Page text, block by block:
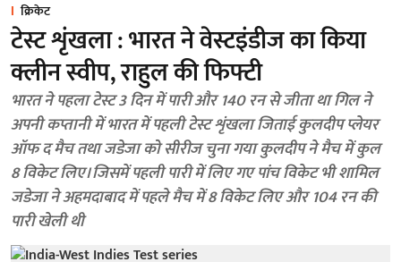
क्रिकेट
टेस्ट शृंखला : भारत ने वेस्टइंडीज का किया
क्लीन स्वीप, राहुल की फिफ्टी
भारत ने पहला टेस्ट 3 दिन में पारी और 140 रन से जीता था गिल ने
अपनी कप्तानी में भारत में पहली टेस्ट शृंखला जिताई कुलदीप प्लेयर
ऑफ द मैच तथा जडेजा को सीरीज चुना गया कुलदीप ने मैच में कुल
8 विकेट लिए। जिसमें पहली पारी में लिए गए पांच विकेट भी शामिल
जडेजा ने अहमदाबाद में पहले मैच में 8 विकेट लिए और 104 रन की
पारी खेली थी